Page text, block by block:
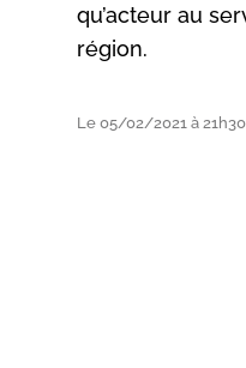
qu’acteur au
région.
Le 05/02/2021 à 21h30